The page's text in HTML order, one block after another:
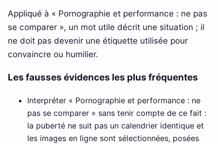
Appliqué à « Pornographie et performance : ne pas
se comparer », un mot utile décrit une situation ; il
ne doit pas devenir une étiquette utilisée pour
convaincre ou humilier.
Les fausses évidences les plus fréquentes
Interpréter « Pornographie et performance : ne
pas se comparer » sans tenir compte de ce fait :
la puberté ne suit pas un calendrier identique et
les images en ligne sont sélectionnées, posées